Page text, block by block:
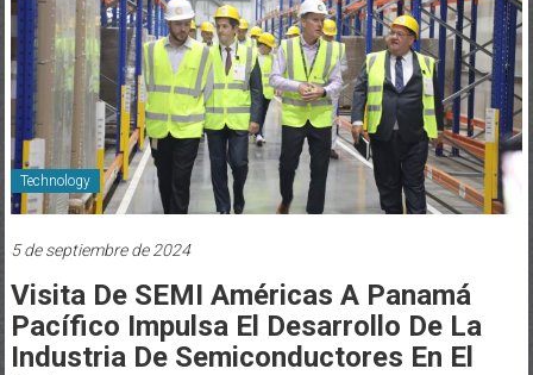
Technology
5 de septiembre de 2024
Visita De SEMI Américas A Panamá
Pacífico Impulsa El Desarrollo De La
Industria De Semiconductores En El